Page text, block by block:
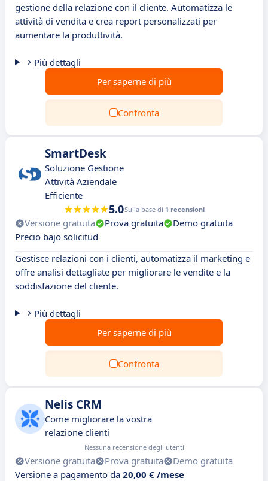
gestione della relazione con il cliente. Automatizza le
attività di vendita e crea report personalizzati per
aumentare la produttività.
Più dettagli
Per saperne di più
Confronta
SmartDesk
Soluzione Gestione
Attività Aziendale
Efficiente
5.0Sulla base di 1 recensioni
Versione gratuita Prova gratuita
Demo gratuita
Precio bajo solicitud
Gestisce relazioni con i clienti, automatizza il marketing e
offre analisi dettagliate per migliorare le vendite e la
soddisfazione del cliente.
Più dettagli
Per saperne di più
Confronta
Nelis CRM
Come migliorare la vostra
relazione clienti
Nessuna recensione degli utenti
Versione gratuita Prova gratuita
Demo gratuita
Versione a pagamento da 20,00 € /mese